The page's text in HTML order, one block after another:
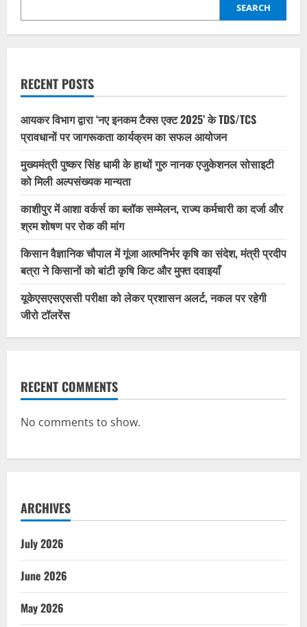
SEARCH
RECENT POSTS
आयकर विभाग द्वारा ‘नए इनकम टैक्स एक्ट 2025’ के TDS/TCS
प्रावधानों पर जागरूकता कार्यक्रम का सफल आयोजन
मुख्यमंत्री पुष्कर सिंह धामी के हाथों गुरु नानक एजुकेशनल सोसाइटी
को मिली अल्पसंख्यक मान्यता
काशीपुर में आशा वर्कर्स का ब्लॉक सम्मेलन, राज्य कर्मचारी का दर्जा और
श्रम शोषण पर रोक की मांग
किसान वैज्ञानिक चौपाल में गूंजा आत्मनिर्भर कृषि का संदेश, मंत्री प्रदीप
बत्रा ने किसानों को बांटी कृषि किट और मुफ्त दवाइयाँ
यूकेएसएसएससी परीक्षा को लेकर प्रशासन अलर्ट, नकल पर रहेगी
जीरो टॉलरेंस
RECENT COMMENTS
No comments to show.
ARCHIVES
July 2026
June 2026
May 2026